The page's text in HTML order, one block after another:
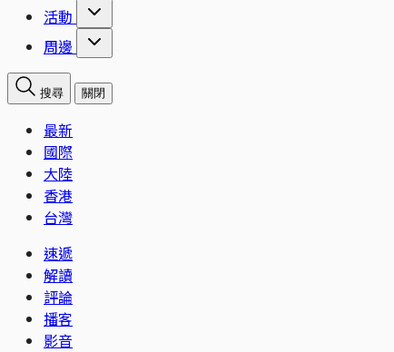
活動
周邊
搜尋 關閉
最新
國際
大陸
香港
台灣
速遞
解讀
評論
播客
影音